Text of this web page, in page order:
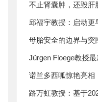
久？CureGN大型研
不止肾囊肿，还毁肝
遗传病常染色体隐性
邱福宇教授：启动更
新高血压指南的策略
母胎安全的边界与突
娠，CKD患者妊娠管
Jürgen Floege教授
陷型IgA1：重新审视
驱动作用
诺兰多西呱惊艳亮相
结者”？——ERA前主
路万虹教授：基于